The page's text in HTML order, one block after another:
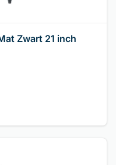
Zwart 21 inch